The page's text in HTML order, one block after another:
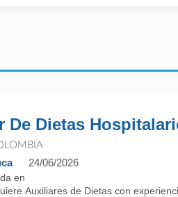
De Dietas
24/06/2026
en
Auxiliares de Dietas con